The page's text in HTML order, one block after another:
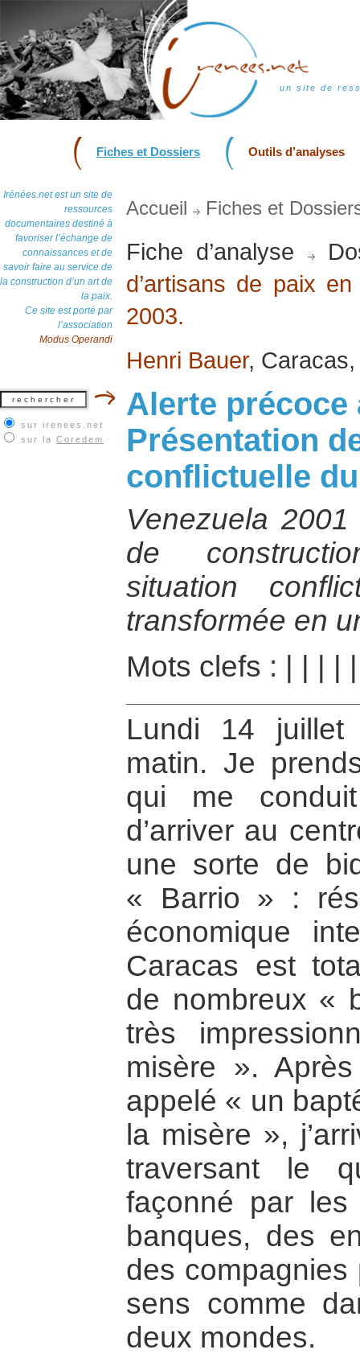
un site de
Fiches et Dossiers Outils d’analyses
Irénées.net est un site de
ressources
documentaires destiné à
favoriser l’échange de
connaissances et de
savoir faire au service de
la construction d’un art de
la paix.
Ce site est porté par
l’association
Modus Operandi
sur irenees.net
sur la Coredem
Accueil Fiches et
Fiche d’analyse
d’artisans de paix
2003.
Henri Bauer,
Alerte précoce
Présentation
conflictuelle
Venezuela
de
situation
transformée en
Mots clefs :
Lundi 14
matin. Je
qui me
d’arriver au
une sorte de
« Barrio » :
économique
Caracas est
de nombreux «
très
misère ».
appelé « un
la misère »,
traversant le
façonné par
banques, des
des compagnies
sens comme
deux mondes.